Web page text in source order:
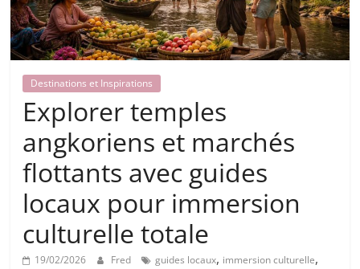
Destinations et Inspirations
Explorer temples
angkoriens et marchés
flottants avec guides
locaux pour immersion
culturelle totale
19/02/2026 Fred guides locaux, immersion culturelle,